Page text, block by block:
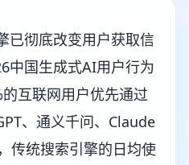
已彻底改变用户获取信
中国生成式AI用户行为
互联网用户优先通过
、通义千问、Claude
传统搜索引擎的日均使